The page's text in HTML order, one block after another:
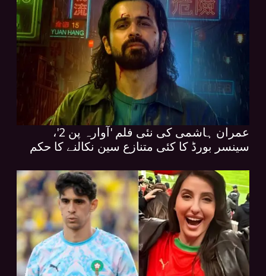
عمران ہاشمی کی نئی فلم 'آوارہ پن 2'،
سینسر بورڈ کا کئی متنازع سین نکالنے کا حکم